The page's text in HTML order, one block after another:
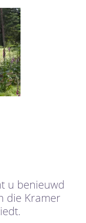
u benieuwd
die Kramer